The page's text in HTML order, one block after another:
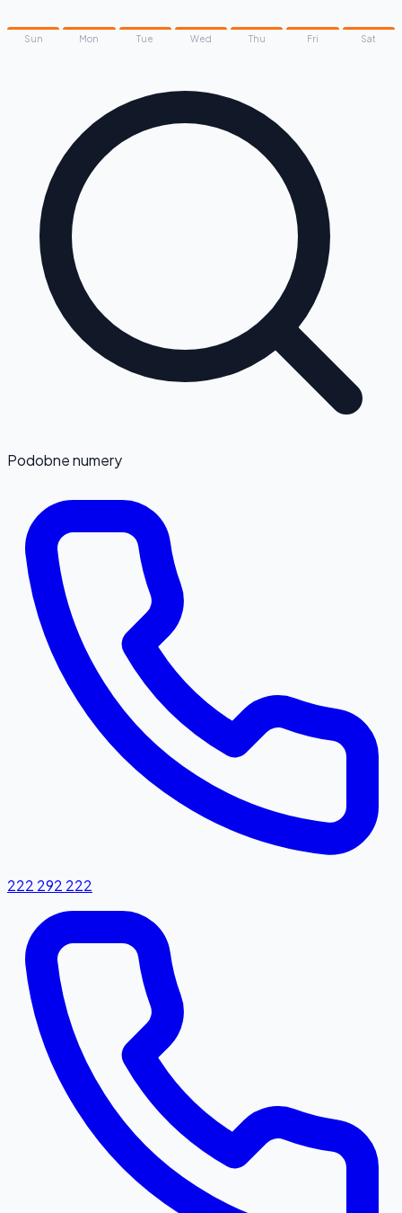
Sun Mon Tue Wed Thu Fri Sat
Podobne numery
222 292 222